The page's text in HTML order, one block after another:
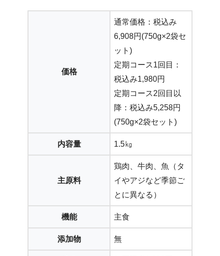
価格
通常価格：税込み
6,908円(750g×2袋セ
ット)
定期コース1回目：
税込み1,980円
定期コース2回目以
降：税込み5,258円
(750g×2袋セット)
内容量 1.5㎏
主原料
鶏肉、牛肉、魚（タ
イやアジなど季節ご
とに異なる）
機能 主食
添加物 無